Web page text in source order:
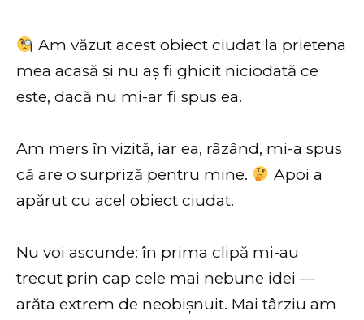
Am văzut acest obiect ciudat la prietena
mea acasă și nu aș fi ghicit niciodată ce
este, dacă nu mi-ar fi spus ea.
Am mers în vizită, iar ea, râzând, mi-a spus
că are o surpriză pentru mine.
Apoi a
apărut cu acel obiect ciudat.
Nu voi ascunde: în prima clipă mi-au
trecut prin cap cele mai nebune idei —
arăta extrem de neobișnuit. Mai târziu am